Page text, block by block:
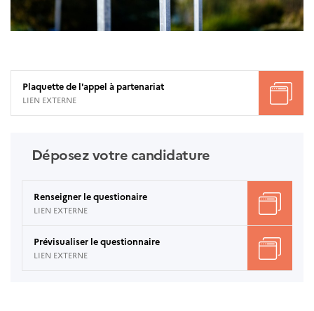
Plaquette de l'appel à partenariat
LIEN EXTERNE
Déposez votre candidature
Renseigner le questionaire
LIEN EXTERNE
Prévisualiser le questionnaire
LIEN EXTERNE